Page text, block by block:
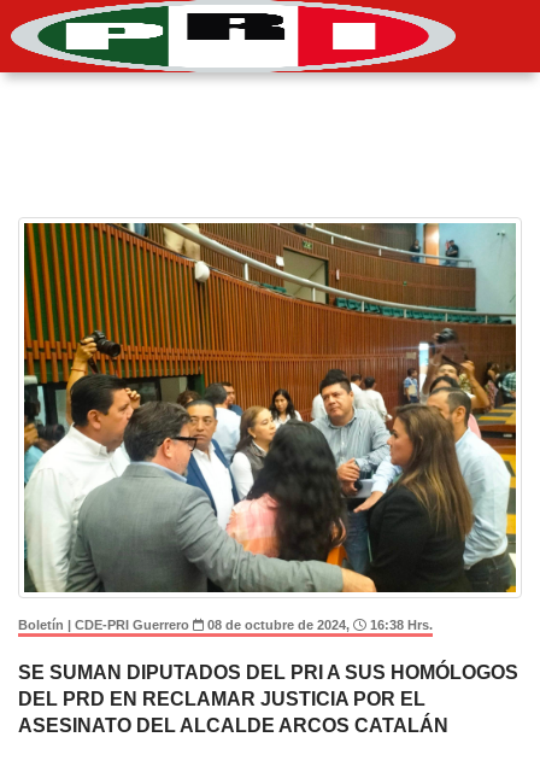
Boletín | CDE-PRI Guerrero 08 de octubre de 2024, 16:38 Hrs.
SE SUMAN DIPUTADOS DEL PRI A SUS HOMÓLOGOS
DEL PRD EN RECLAMAR JUSTICIA POR EL
ASESINATO DEL ALCALDE ARCOS CATALÁN